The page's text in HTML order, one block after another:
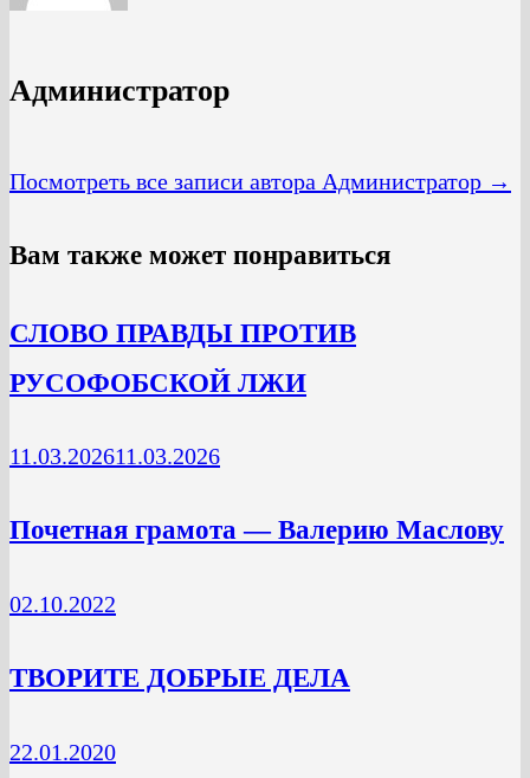
Администратор
Посмотреть все записи автора Администратор →
Вам также может понравиться
СЛОВО ПРАВДЫ ПРОТИВ
РУСОФОБСКОЙ ЛЖИ
11.03.202611.03.2026
Почетная грамота — Валерию Маслову
02.10.2022
ТВОРИТЕ ДОБРЫЕ ДЕЛА
22.01.2020